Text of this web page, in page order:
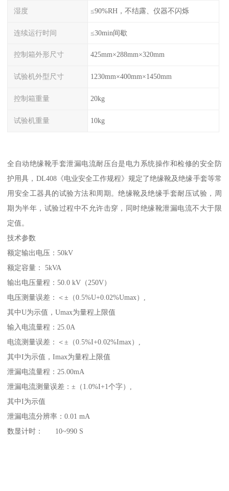
湿度 ≤90%RH，不结露、仪器不闪烁
连续运行时间 ≤30min间歇
控制箱外形尺寸 425mm×288mm×320mm
试验机外型尺寸 1230mm×400mm×1450mm
控制箱重量 20kg
试验机重量 10kg
全自动绝缘靴手套泄漏电流耐压台是电力系统操作和检修的安全防
护用具，DL408《电业安全工作规程》规定了绝缘靴及绝缘手套等常
用安全工器具的试验方法和周期。绝缘靴及绝缘手套耐压试验，周
期为半年，试验过程中不允许击穿，同时绝缘靴泄漏电流不大于限
定值。
技术参数
额定输出电压：50kV
额定容量： 5kVA
输出电压量程：50.0 kV（250V）
电压测量误差：＜±（0.5%U+0.02%Umax）,
其中U为示值，Umax为量程上限值
输入电流量程：25.0A
电流测量误差：＜±（0.5%I+0.02%Imax）,
其中I为示值，Imax为量程上限值
泄漏电流量程：25.00mA
泄漏电流测量误差：±（1.0%I+1个字）,
其中I为示值
泄漏电流分辨率：0.01 mA
数显计时： 10~990 S